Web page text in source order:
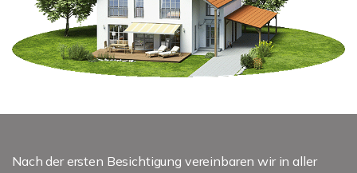
Nach der ersten Besichtigung vereinbaren wir in aller